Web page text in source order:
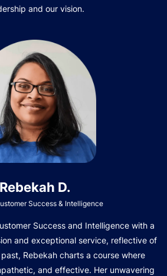
and our vision.
Rebekah D.
Success & Intelligence
Success and Intelligence with a
and exceptional service, reflective of
Rebekah charts a course where
and effective. Her unwavering